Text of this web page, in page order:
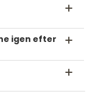
igen efter